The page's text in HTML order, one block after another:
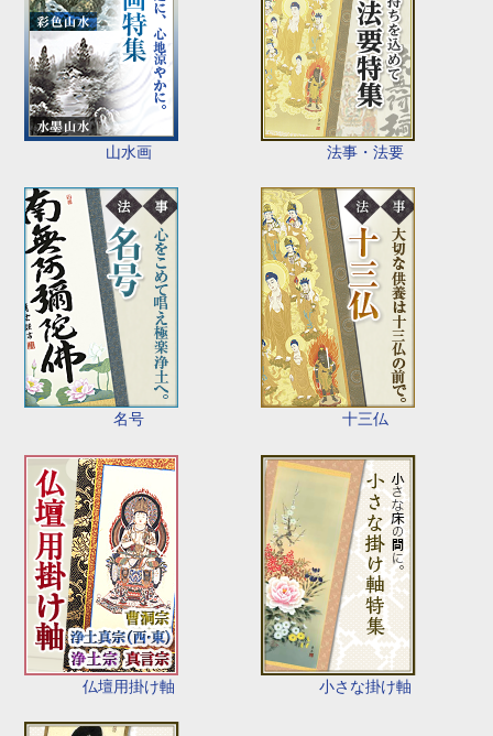
山水画 法事・法要
名号 十三仏
仏壇用掛け軸 小さな掛け軸